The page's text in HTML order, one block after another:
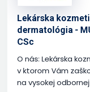
Lekárska
dermatológia -
CSc
O nás: Lekárska
v ktorom Vám
na vysokej